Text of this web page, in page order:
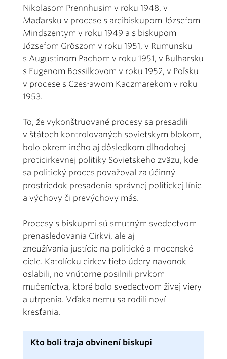
Nikolasom Prennhusim v roku 1948, v
Maďarsku v procese s arcibiskupom Józsefom
Mindszentym v roku 1949 a s biskupom
Józsefom Gröszom v roku 1951, v Rumunsku
s Augustinom Pachom v roku 1951, v Bulharsku
s Eugenom Bossilkovom v roku 1952, v Poľsku
v procese s Czesławom Kaczmarekom v roku
1953.
To, že vykonštruované procesy sa presadili
v štátoch kontrolovaných sovietskym blokom,
bolo okrem iného aj dôsledkom dlhodobej
proticirkevnej politiky Sovietskeho zväzu, kde
sa politický proces považoval za účinný
prostriedok presadenia správnej politickej línie
a výchovy či prevýchovy más.
Procesy s biskupmi sú smutným svedectvom
prenasledovania Cirkvi, ale aj
zneužívania justície na politické a mocenské
ciele. Katolícku cirkev tieto údery navonok
oslabili, no vnútorne posilnili prvkom
mučeníctva, ktoré bolo svedectvom živej viery
a utrpenia. Vďaka nemu sa rodili noví
kresťania.
Kto boli traja obvinení biskupi